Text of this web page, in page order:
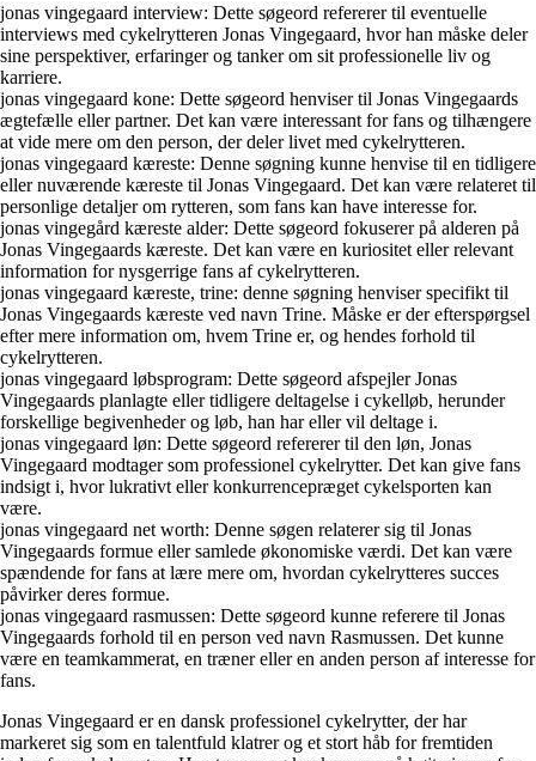
jonas vingegaard interview: Dette søgeord refererer til eventuelle
interviews med cykelrytteren Jonas Vingegaard, hvor han måske deler
sine perspektiver, erfaringer og tanker om sit professionelle liv og
karriere.
jonas vingegaard kone: Dette søgeord henviser til Jonas Vingegaards
ægtefælle eller partner. Det kan være interessant for fans og tilhængere
at vide mere om den person, der deler livet med cykelrytteren.
jonas vingegaard kæreste: Denne søgning kunne henvise til en tidligere
eller nuværende kæreste til Jonas Vingegaard. Det kan være relateret til
personlige detaljer om rytteren, som fans kan have interesse for.
jonas vingegård kæreste alder: Dette søgeord fokuserer på alderen på
Jonas Vingegaards kæreste. Det kan være en kuriositet eller relevant
information for nysgerrige fans af cykelrytteren.
jonas vingegaard kæreste, trine: denne søgning henviser specifikt til
Jonas Vingegaards kæreste ved navn Trine. Måske er der efterspørgsel
efter mere information om, hvem Trine er, og hendes forhold til
cykelrytteren.
jonas vingegaard løbsprogram: Dette søgeord afspejler Jonas
Vingegaards planlagte eller tidligere deltagelse i cykelløb, herunder
forskellige begivenheder og løb, han har eller vil deltage i.
jonas vingegaard løn: Dette søgeord refererer til den løn, Jonas
Vingegaard modtager som professionel cykelrytter. Det kan give fans
indsigt i, hvor lukrativt eller konkurrencepræget cykelsporten kan
være.
jonas vingegaard net worth: Denne søgen relaterer sig til Jonas
Vingegaards formue eller samlede økonomiske værdi. Det kan være
spændende for fans at lære mere om, hvordan cykelrytteres succes
påvirker deres formue.
jonas vingegaard rasmussen: Dette søgeord kunne referere til Jonas
Vingegaards forhold til en person ved navn Rasmussen. Det kunne
være en teamkammerat, en træner eller en anden person af interesse for
fans.
Jonas Vingegaard er en dansk professionel cykelrytter, der har
markeret sig som en talentfuld klatrer og et stort håb for fremtiden